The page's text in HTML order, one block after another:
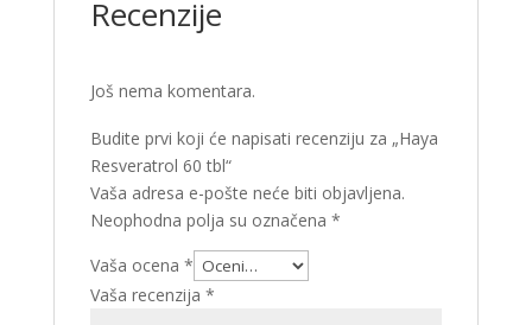
Recenzije
Još nema komentara.
Budite prvi koji će napisati recenziju za „Haya
Resveratrol 60 tbl“
Vaša adresa e-pošte neće biti objavljena.
Neophodna polja su označena *
Vaša ocena *
Vaša recenzija *